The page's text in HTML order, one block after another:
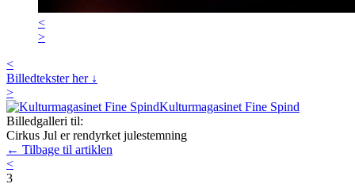
<
>
<
Billedtekster her ↓
>
Kulturmagasinet Fine Spind
Billedgalleri til:
Cirkus Jul er rendyrket julestemning
← Tilbage til artiklen
<
3